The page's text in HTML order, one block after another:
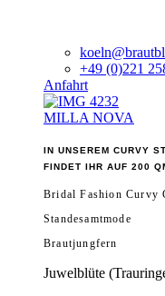
+49 (0)221
Anfahrt
MILLA NOVA
IN UNSEREM CURVY
FINDET IHR AUF 200
Bridal Fashion Curvy
Standesamtmode
Brautjungfern
Juwelblüte